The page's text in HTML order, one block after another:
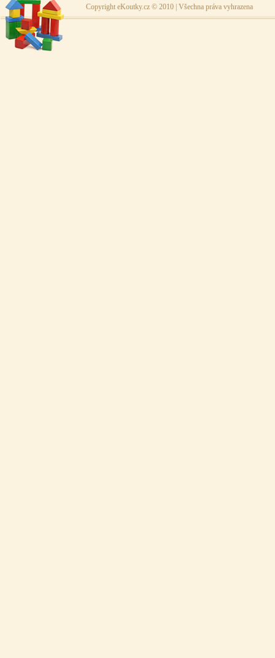
Copyright eKoutky.cz © 2010 | Všechna práva vyhrazena